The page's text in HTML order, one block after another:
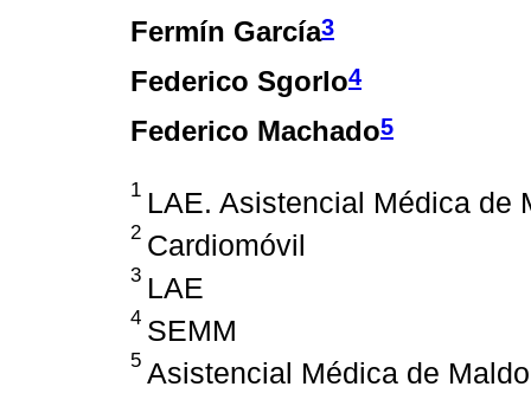
Fermín García3
Federico Sgorlo4
Federico Machado5
1 LAE. Asistencial Médica de
2 Cardiomóvil
3 LAE
4 SEMM
5 Asistencial Médica de